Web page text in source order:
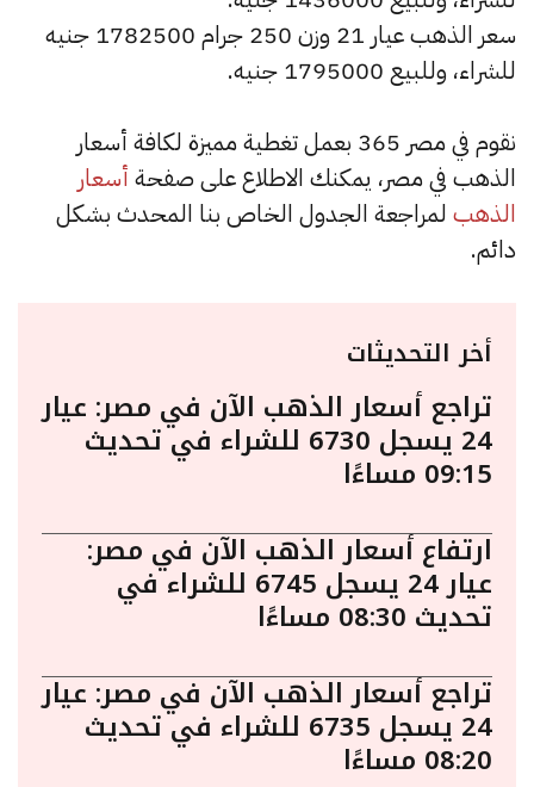
سعر الذهب عيار 21 وزن 250 جرام 1782500 جنيه
للشراء، وللبيع 1795000 جنيه.
نقوم في مصر 365 بعمل تغطية مميزة لكافة أسعار
الذهب في مصر، يمكنك الاطلاع على صفحة أسعار
الذهب لمراجعة الجدول الخاص بنا المحدث بشكل
دائم.
أخر التحديثات
تراجع أسعار الذهب الآن في مصر: عيار
24 يسجل 6730 للشراء في تحديث
09:15 مساءًا
ارتفاع أسعار الذهب الآن في مصر:
عيار 24 يسجل 6745 للشراء في
تحديث 08:30 مساءًا
تراجع أسعار الذهب الآن في مصر: عيار
24 يسجل 6735 للشراء في تحديث
08:20 مساءًا